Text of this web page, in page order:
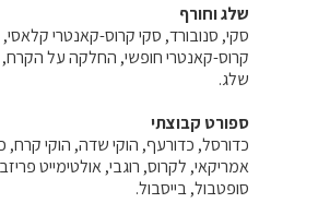
שלג וחורף
סקי, סנובורד, סקי קרוס-קאנטרי
קרוס-קאנטרי חופשי, החלקה על הקרח,
שלג.
ספורט קבוצתי
כדורסל, כדורעף, הוקי שדה, הוקי קרח,
אמריקאי, לקרוס, רוגבי, אולטימייט
סופטבול, בייסבול.